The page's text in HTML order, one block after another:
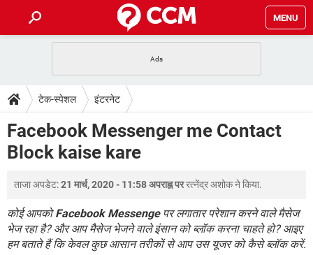
MENU
फोन पर अकाउंट बैलेंस चेक
WhatsApp Hack हो गया? Lucky Patcher यूज करें
टेक-स्पेशल
2020 के फ्री एंटीवायरस
बेस्ट फ्री ऑनलाइन गेम्स
डाउनलोड
Vidmate
FORUM
TikTok Account Freeze हो गया JioPhone में TikTok डाउनलोड
SBI बैंक अकाउंट नंबर पता करें
केबल और कनेक्टर्स कंप्यूटर बस
सीरियल और पैरलल पोर्ट
टेक-स्पेशल इंटरनेट
Facebook Messenger me Contact
Block kaise kare
ताजा अपडेट:21 मार्च, 2020 - 11:58 अपराह्न पररत्नेंद्र अशोकने किया.
कोई आपकोFacebook Messengeपर लगातार परेशान करने वाले मैसेज
भेज रहा है? और आप मैसेज भेजने वाले इंसान को ब्लॉक करना चाहते हो? आइए
हम बताते हैं कि केवल कुछ आसान तरीकों से आप उस यूजर को कैसे ब्लॉक करें.